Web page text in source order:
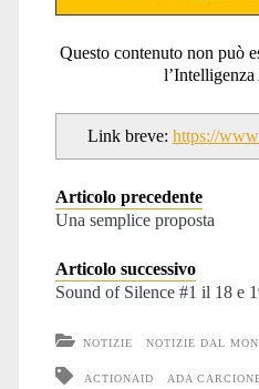
Questo contenuto non può
Link breve: https://
Articolo precedente
Una semplice proposta
Articolo successivo
Sound of Silence #1 il 18 e
NOTIZIE NOTIZIE DAL
ACTIONAID ADA